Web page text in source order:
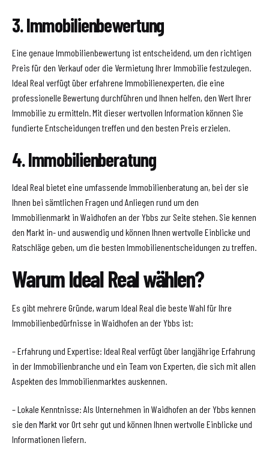
3. Immobilienbewertung
Eine genaue Immobilienbewertung ist entscheidend, um den richtigen
Preis für den Verkauf oder die Vermietung Ihrer Immobilie festzulegen.
Ideal Real verfügt über erfahrene Immobilienexperten, die eine
professionelle Bewertung durchführen und Ihnen helfen, den Wert Ihrer
Immobilie zu ermitteln. Mit dieser wertvollen Information können Sie
fundierte Entscheidungen treffen und den besten Preis erzielen.
4. Immobilienberatung
Ideal Real bietet eine umfassende Immobilienberatung an, bei der sie
Ihnen bei sämtlichen Fragen und Anliegen rund um den
Immobilienmarkt in Waidhofen an der Ybbs zur Seite stehen. Sie kennen
den Markt in- und auswendig und können Ihnen wertvolle Einblicke und
Ratschläge geben, um die besten Immobilienentscheidungen zu treffen.
Warum Ideal Real wählen?
Es gibt mehrere Gründe, warum Ideal Real die beste Wahl für Ihre
Immobilienbedürfnisse in Waidhofen an der Ybbs ist:
– Erfahrung und Expertise: Ideal Real verfügt über langjährige Erfahrung
in der Immobilienbranche und ein Team von Experten, die sich mit allen
Aspekten des Immobilienmarktes auskennen.
– Lokale Kenntnisse: Als Unternehmen in Waidhofen an der Ybbs kennen
sie den Markt vor Ort sehr gut und können Ihnen wertvolle Einblicke und
Informationen liefern.